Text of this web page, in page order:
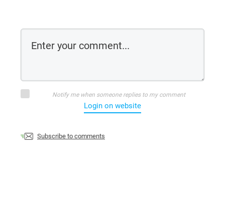
Notify me when someone replies to my comment
Login on website
Subscribe to comments